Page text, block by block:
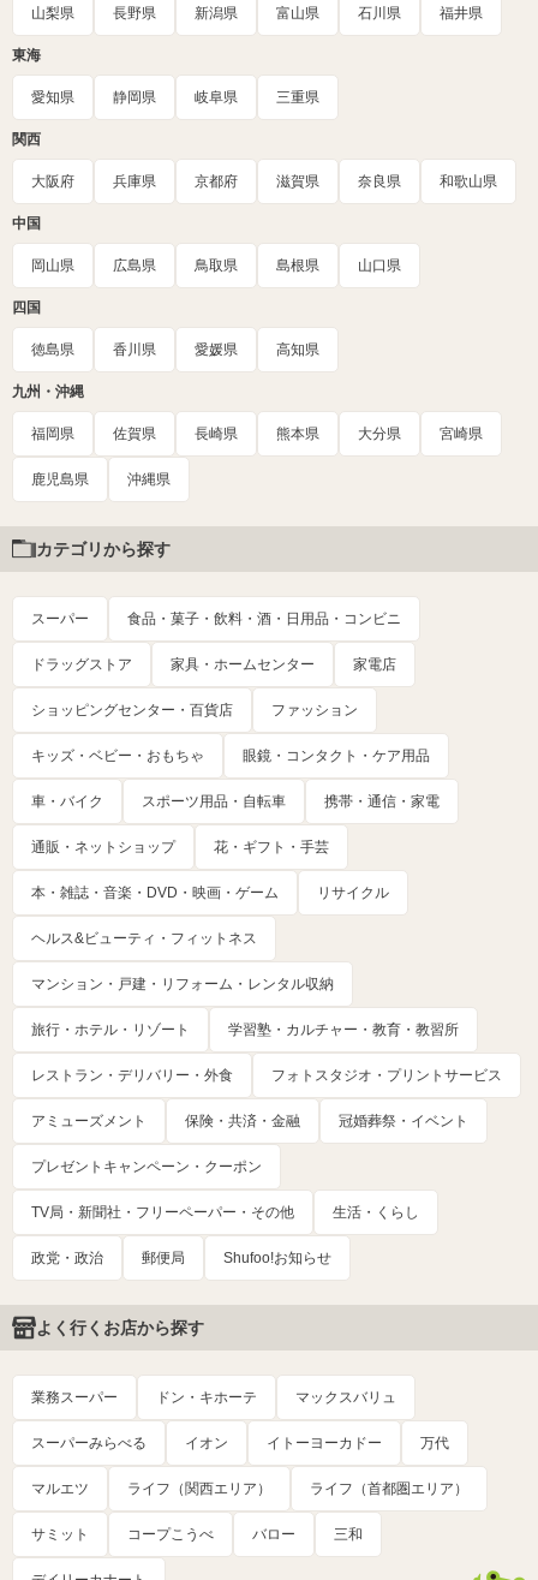
山梨県 長野県 新潟県 富山県 石川県 福井県
東海
愛知県 静岡県 岐阜県 三重県
関西
大阪府 兵庫県 京都府 滋賀県 奈良県 和歌山県
中国
岡山県 広島県 鳥取県 島根県 山口県
四国
徳島県 香川県 愛媛県 高知県
九州・沖縄
福岡県 佐賀県 長崎県 熊本県 大分県 宮崎県
鹿児島県 沖縄県
カテゴリから探す
スーパー 食品・菓子・飲料・酒・日用品・コンビニ
ドラッグストア 家具・ホームセンター 家電店
ショッピングセンター・百貨店 ファッション
キッズ・ベビー・おもちゃ 眼鏡・コンタクト・ケア用品
車・バイク スポーツ用品・自転車 携帯・通信・家電
通販・ネットショップ 花・ギフト・手芸
本・雑誌・音楽・DVD・映画・ゲーム リサイクル
ヘルス&ビューティ・フィットネス
マンション・戸建・リフォーム・レンタル収納
旅行・ホテル・リゾート 学習塾・カルチャー・教育・教習所
レストラン・デリバリー・外食 フォトスタジオ・プリントサービス
アミューズメント 保険・共済・金融 冠婚葬祭・イベント
プレゼントキャンペーン・クーポン
TV局・新聞社・フリーペーパー・その他 生活・くらし
政党・政治 郵便局 Shufoo!お知らせ
よく行くお店から探す
業務スーパー ドン・キホーテ マックスバリュ
スーパーみらべる イオン イトーヨーカドー 万代
マルエツ ライフ（関西エリア） ライフ（首都圏エリア）
サミット コープこうべ バロー 三和